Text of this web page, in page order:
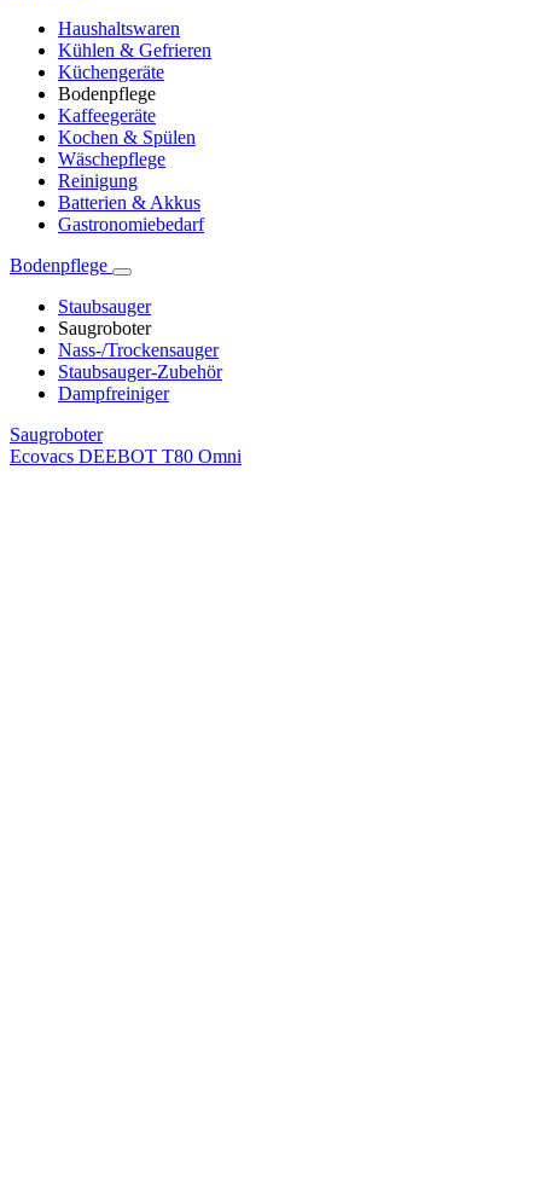
Haushaltswaren
Kühlen & Gefrieren
Küchengeräte
Bodenpflege
Kaffeegeräte
Kochen & Spülen
Wäschepflege
Reinigung
Batterien & Akkus
Gastronomiebedarf
Bodenpflege
Staubsauger
Saugroboter
Nass-/Trockensauger
Staubsauger-Zubehör
Dampfreiniger
Saugroboter
Ecovacs DEEBOT T80 Omni